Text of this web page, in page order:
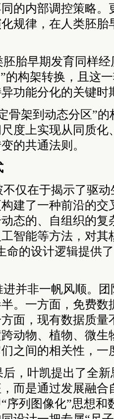
的内部调控策略。
规律，在人类胚胎
胎早期发育同样
的构架转换，且这
功能分化的关键时
骨架到动态分区”
度上实现从同质化
的共通法则。
仅在于揭示了驱
构建了一种前沿的
态的、自组织的复
智能等方法，对其
命的设计逻辑提供
并非一帆风顺。
。一方面，免费数
面，现有数据质量
跨动物、植物、微
之间的相关性，一
，叶凯提出了全
而是通过发展融合
序列图像化”思想和